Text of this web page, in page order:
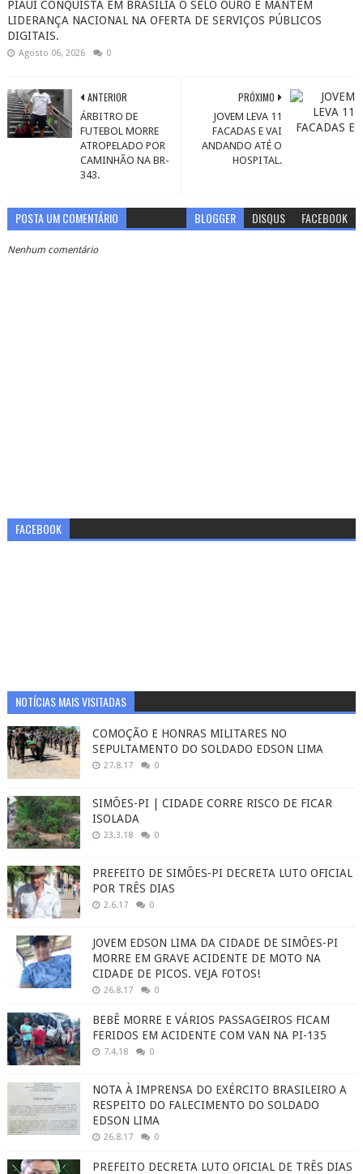
PIAUÍ CONQUISTA EM BRASÍLIA O SELO OURO E MANTÉM
LIDERANÇA NACIONAL NA OFERTA DE SERVIÇOS PÚBLICOS
DIGITAIS.
Agosto 06, 2026 0
PRÓXIMO
JOVEM LEVA 11
FACADAS E VAI
ANDANDO ATÉ O
HOSPITAL.
ANTERIOR
ÁRBITRO DE
FUTEBOL MORRE
ATROPELADO POR
CAMINHÃO NA BR-
343.
POSTA UM COMENTÁRIO BLOGGER DISQUS FACEBOOK
Nenhum comentário
FACEBOOK
NOTÍCIAS MAIS VISITADAS
COMOÇÃO E HONRAS MILITARES NO
SEPULTAMENTO DO SOLDADO EDSON LIMA
27.8.17 0
SIMÕES-PI | CIDADE CORRE RISCO DE FICAR
ISOLADA
23.3.18 0
PREFEITO DE SIMÕES-PI DECRETA LUTO OFICIAL
POR TRÊS DIAS
2.6.17 0
JOVEM EDSON LIMA DA CIDADE DE SIMÕES-PI
MORRE EM GRAVE ACIDENTE DE MOTO NA
CIDADE DE PICOS. VEJA FOTOS!
26.8.17 0
BEBÊ MORRE E VÁRIOS PASSAGEIROS FICAM
FERIDOS EM ACIDENTE COM VAN NA PI-135
7.4.18 0
NOTA À IMPRENSA DO EXÉRCITO BRASILEIRO A
RESPEITO DO FALECIMENTO DO SOLDADO
EDSON LIMA
26.8.17 0
PREFEITO DECRETA LUTO OFICIAL DE TRÊS DIAS